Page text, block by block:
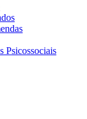
Psicossociais